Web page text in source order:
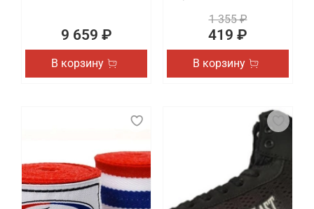
9 659 ₽
В корзину
1 355 ₽
419 ₽
В корзину